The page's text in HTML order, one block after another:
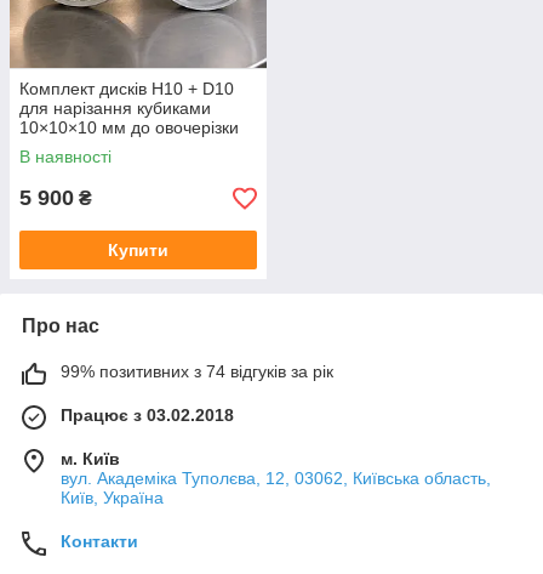
Комплект дисків H10 + D10
для нарізання кубиками
10×10×10 мм до овочерізки
В наявності
5 900 ₴
Купити
Про нас
99% позитивних з 74 відгуків за рік
Працює з 03.02.2018
м. Київ
вул. Академіка Туполєва, 12, 03062, Київська область,
Київ, Україна
Контакти